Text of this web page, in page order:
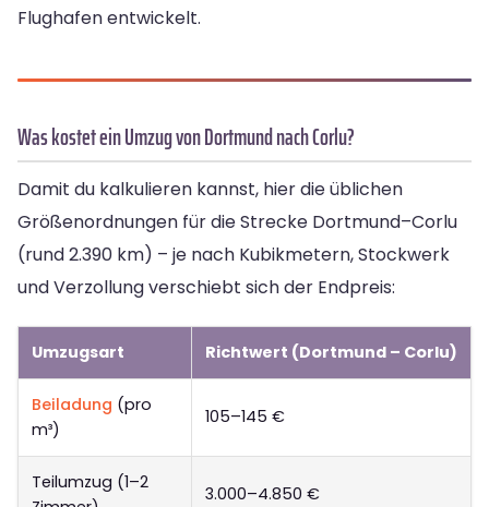
Flughafen entwickelt.
Was kostet ein Umzug von Dortmund nach Corlu?
Damit du kalkulieren kannst, hier die üblichen
Größenordnungen für die Strecke Dortmund–Corlu
(rund 2.390 km) – je nach Kubikmetern, Stockwerk
und Verzollung verschiebt sich der Endpreis:
Umzugsart Richtwert (Dortmund – Corlu)
Beiladung (pro
m³)
105–145 €
Teilumzug (1–2
3.000–4.850 €